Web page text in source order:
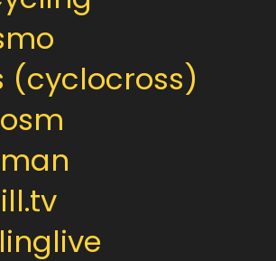
(cyclocross)